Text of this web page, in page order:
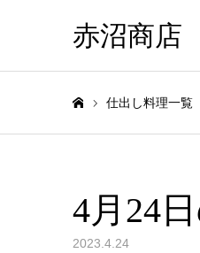
赤沼商店
仕出し料理一覧
4月24
2023.4.24